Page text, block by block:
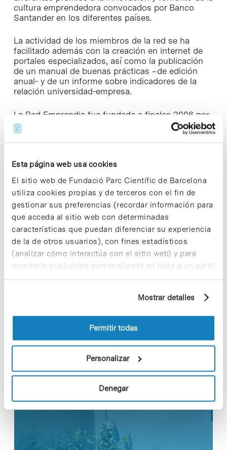
Esta página web usa cookies
El sitio web de Fundació Parc Científic de Barcelona
utiliza cookies propias y de terceros con el fin de
gestionar sus preferencias (recordar información para
que acceda al sitio web con determinadas
características que puedan diferenciar su experiencia
de la de otros usuarios), con fines estadísticos
(analizar cómo interactúa con el sitio web) y para
mostrarle publicidad personalizada en base a un perfil
elaborado a partir de sus hábitos de navegación (por
información sobre las cookies puede consultar
la Política de cookies del sitio web.
Mostrar detalles
Permitir todas
Personalizar
Denegar
cultura emprendedora convocados por Banco
Santander en los diferentes países.
La actividad de los miembros de la red se ha
facilitado además con la creación en internet de
portales especializados, así como la publicación
de un manual de buenas prácticas –de edición
anual- y de un informe sobre indicadores de la
relación universidad-empresa.
La Red Emprendia fue fundada a finales 2006 por
iniciativa de la Universitat de Barcelona-Parc
Científic Barcelona y la Universidad de Santiago
de Compostela con el apoyo de Banco Santander,
Santander Universidades. Además de las ya
mencionadas, integran este proyecto otras diez
universidades iberoamericanas: Instituto
Tecnológico de Monterrey, Universidad de São
Paulo, Universidad Autónoma de Madrid,
Universidad Complutense de Madrid, Pontificia
Universidad Católica de Chile, Universidad
Nacional Autónoma de México, Universidad de
Cantabria, Universidad de Coimbra, Universidad
de Buenos Aires y Universitat de València.
Share Share
Noticias más vistas